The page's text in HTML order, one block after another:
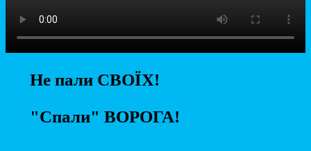
Не пали СВОЇХ!
"Спали" ВОРОГА!